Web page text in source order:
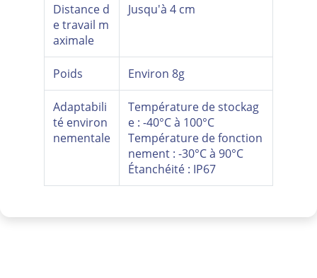
Distance d
e travail m
aximale
Jusqu'à 4 cm
Poids Environ 8g
Adaptabili
té environ
nementale
Température de stockag
e : -40°C à 100°C
Température de fonction
nement : -30°C à 90°C
Étanchéité : IP67